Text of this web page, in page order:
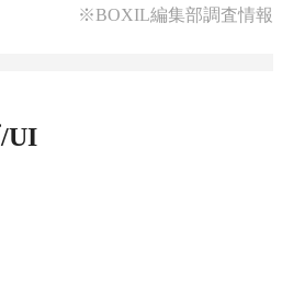
※BOXIL編集部調査情報
UI